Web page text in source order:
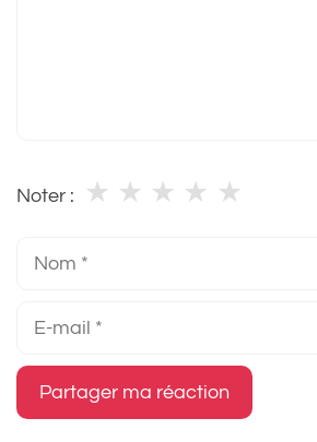
Noter : ★
★
★
★
★